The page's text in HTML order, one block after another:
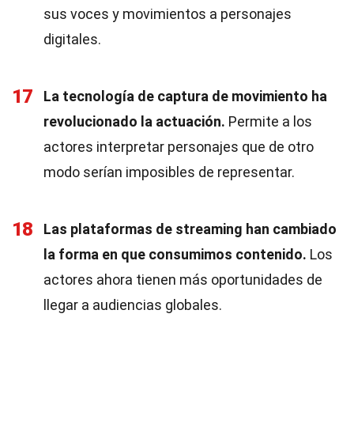
sus voces y movimientos a personajes
digitales.
17
La tecnología de captura de movimiento ha
revolucionado la actuación. Permite a los
actores interpretar personajes que de otro
modo serían imposibles de representar.
18
Las plataformas de streaming han cambiado
la forma en que consumimos contenido. Los
actores ahora tienen más oportunidades de
llegar a audiencias globales.